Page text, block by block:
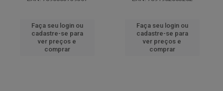
Faça seu login ou
cadastre-se para
ver preços e
comprar
Faça seu login ou
cadastre-se para
ver preços e
comprar